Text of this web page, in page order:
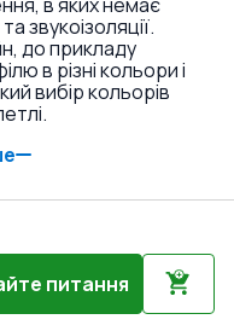
звукоізоляції.
до прикладу
в різні кольори і
вибір кольорів
питання